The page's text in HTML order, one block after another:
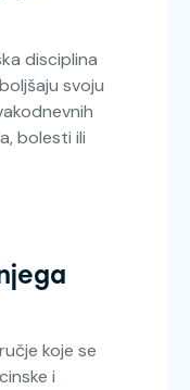
disciplina
svoju
bolesti ili
koje se
i